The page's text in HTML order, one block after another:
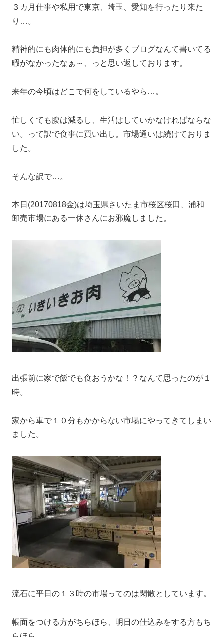
３カ月仕事や私用で東京、埼玉、愛知を行ったり来た
り…。
精神的にも肉体的にも負担が多くブログなんて書いてる
暇がなかったなぁ～、っと思い返しております。
来年の今頃はどこで何をしているやら…。
忙しくても腹は減るし、生活はしていかなければならな
い。って訳で食事に買い出し。市場通いは続けておりま
した。
そんな訳で…。
本日(20170818金)は埼玉県さいたま市桜区桜田、浦和
卸売市場にある一休さんにお邪魔しました。
出張前に家で飯でも食おうかな！？なんて思ったのが１
時。
家から車で１０分もかからない市場にやってきてしまい
ました。
流石に平日の１３時の市場ってのは閑散としています。
帳面をつける方がちらほら、明日の仕込みをする方もち